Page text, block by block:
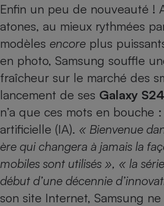
Enfin un peu de nouveauté !
atones, au mieux rythmées
modèles encore plus
en photo, Samsung souffle
fraîcheur sur le marché des
lancement de ses Galaxy S24
n’a que ces mots en bouche
artificielle (IA). « Bienvenue
ère qui changera à jamais la
mobiles sont utilisés », « la
début d’une décennie
son site Internet, Samsung